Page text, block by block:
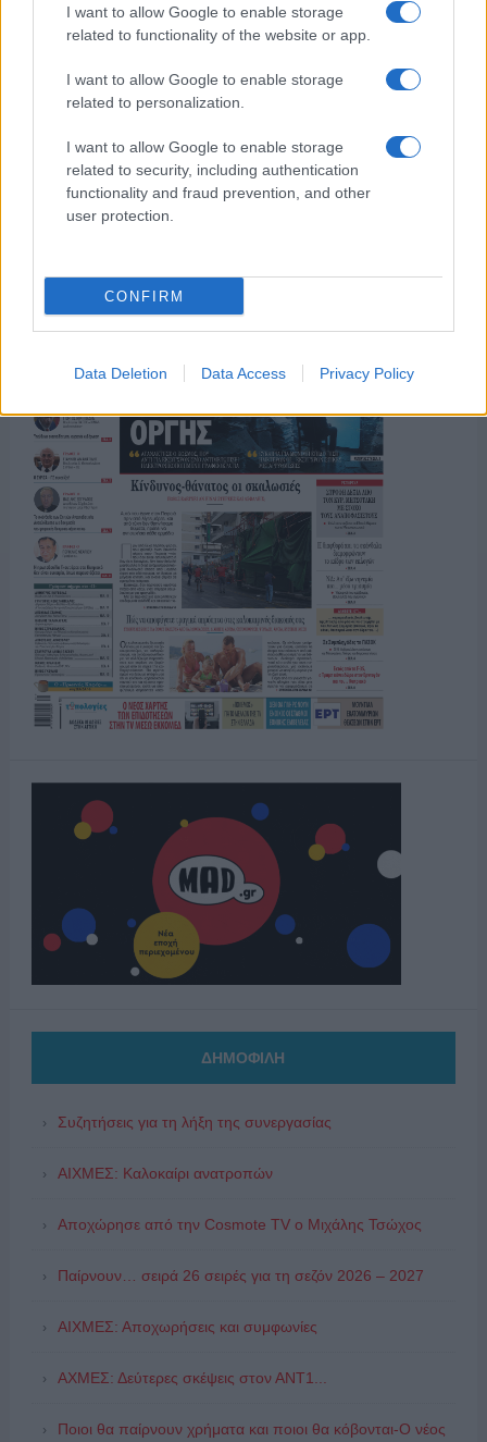
I want to allow Google to enable storage
related to functionality of the website or app.
I want to allow Google to enable storage
related to personalization.
I want to allow Google to enable storage
related to security, including authentication
functionality and fraud prevention, and other
user protection.
CONFIRM
Data Deletion Data Access Privacy Policy
ΓΙΑ ΤΟ ΚΑΛΟΚΑΙΡΙ ΣΟΥ →
ΤΟ ΠΑΡΟΝ ΤΗΣ ΚΥΡΙΑΚΗΣ
ΔΗΜΟΦΙΛΗ
Συζητήσεις για τη λήξη της συνεργασίας
ΑΙΧΜΕΣ: Καλοκαίρι ανατροπών
Αποχώρησε από την Cosmote TV o Μιχάλης Τσώχος
Παίρνουν… σειρά 26 σειρές για τη σεζόν 2026 – 2027
ΑΙΧΜΕΣ: Αποχωρήσεις και συμφωνίες
ΑΧΜΕΣ: Δεύτερες σκέψεις στον ΑΝΤ1...
Ποιοι θα παίρνουν χρήματα και ποιοι θα κόβονται-Ο νέος